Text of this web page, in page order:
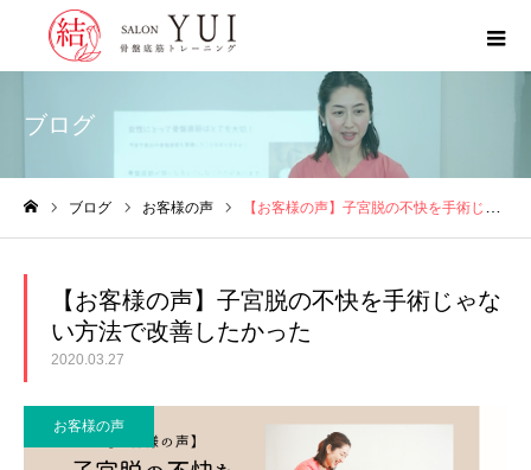
ブログ
ブログ お客様の声 【お客様の声】子宮脱の不快を手術じゃない方法で改善したかった
【お客様の声】子宮脱の不快を手術じゃな
い方法で改善したかった
2020.03.27
お客様の声